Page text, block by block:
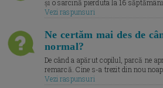
și o sarcină pierduta la 16
Vezi raspunsuri
Ne certăm mai des de
normal?
De când a apărut copilul, parcă ne
remarcă. Cine s-a trezit din nou
Vezi raspunsuri